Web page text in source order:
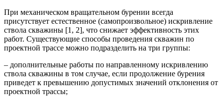
При механическом вращательном бурении всегда
присутствует естественное (самопроизвольное) искривление
ствола скважины [1, 2], что снижает эффективность этих
работ. Существующие способы проведения скважин по
проектной трассе можно подразделить на три группы:
– дополнительные работы по направленному искривлению
ствола скважины в том случае, если продолжение бурения
приведет к превышению допустимых значений отклонения от
проектной трассы;